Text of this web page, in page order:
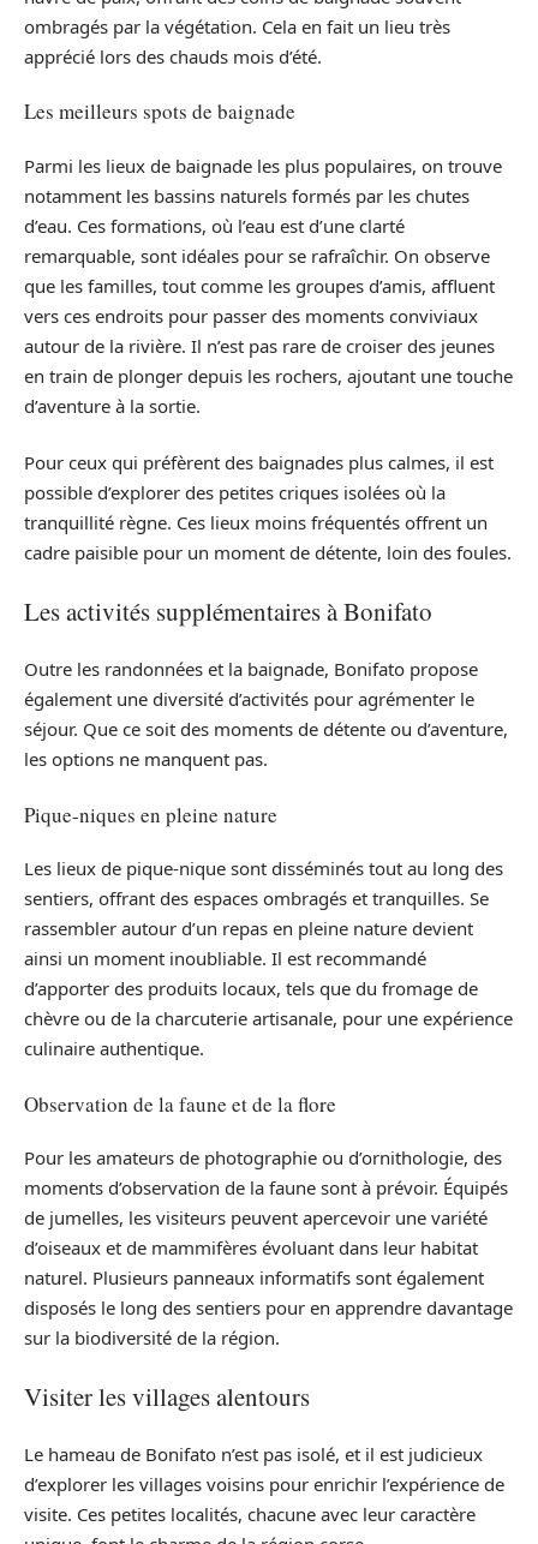
ombragés par la végétation. Cela en fait un lieu très
apprécié lors des chauds mois d’été.
Les meilleurs spots de baignade
Parmi les lieux de baignade les plus populaires, on trouve
notamment les bassins naturels formés par les chutes
d’eau. Ces formations, où l’eau est d’une clarté
remarquable, sont idéales pour se rafraîchir. On observe
que les familles, tout comme les groupes d’amis, affluent
vers ces endroits pour passer des moments conviviaux
autour de la rivière. Il n’est pas rare de croiser des jeunes
en train de plonger depuis les rochers, ajoutant une touche
d’aventure à la sortie.
Pour ceux qui préfèrent des baignades plus calmes, il est
possible d’explorer des petites criques isolées où la
tranquillité règne. Ces lieux moins fréquentés offrent un
cadre paisible pour un moment de détente, loin des foules.
Les activités supplémentaires à Bonifato
Outre les randonnées et la baignade, Bonifato propose
également une diversité d’activités pour agrémenter le
séjour. Que ce soit des moments de détente ou d’aventure,
les options ne manquent pas.
Pique-niques en pleine nature
Les lieux de pique-nique sont disséminés tout au long des
sentiers, offrant des espaces ombragés et tranquilles. Se
rassembler autour d’un repas en pleine nature devient
ainsi un moment inoubliable. Il est recommandé
d’apporter des produits locaux, tels que du fromage de
chèvre ou de la charcuterie artisanale, pour une expérience
culinaire authentique.
Observation de la faune et de la flore
Pour les amateurs de photographie ou d’ornithologie, des
moments d’observation de la faune sont à prévoir. Équipés
de jumelles, les visiteurs peuvent apercevoir une variété
d’oiseaux et de mammifères évoluant dans leur habitat
naturel. Plusieurs panneaux informatifs sont également
disposés le long des sentiers pour en apprendre davantage
sur la biodiversité de la région.
Visiter les villages alentours
Le hameau de Bonifato n’est pas isolé, et il est judicieux
d’explorer les villages voisins pour enrichir l’expérience de
visite. Ces petites localités, chacune avec leur caractère